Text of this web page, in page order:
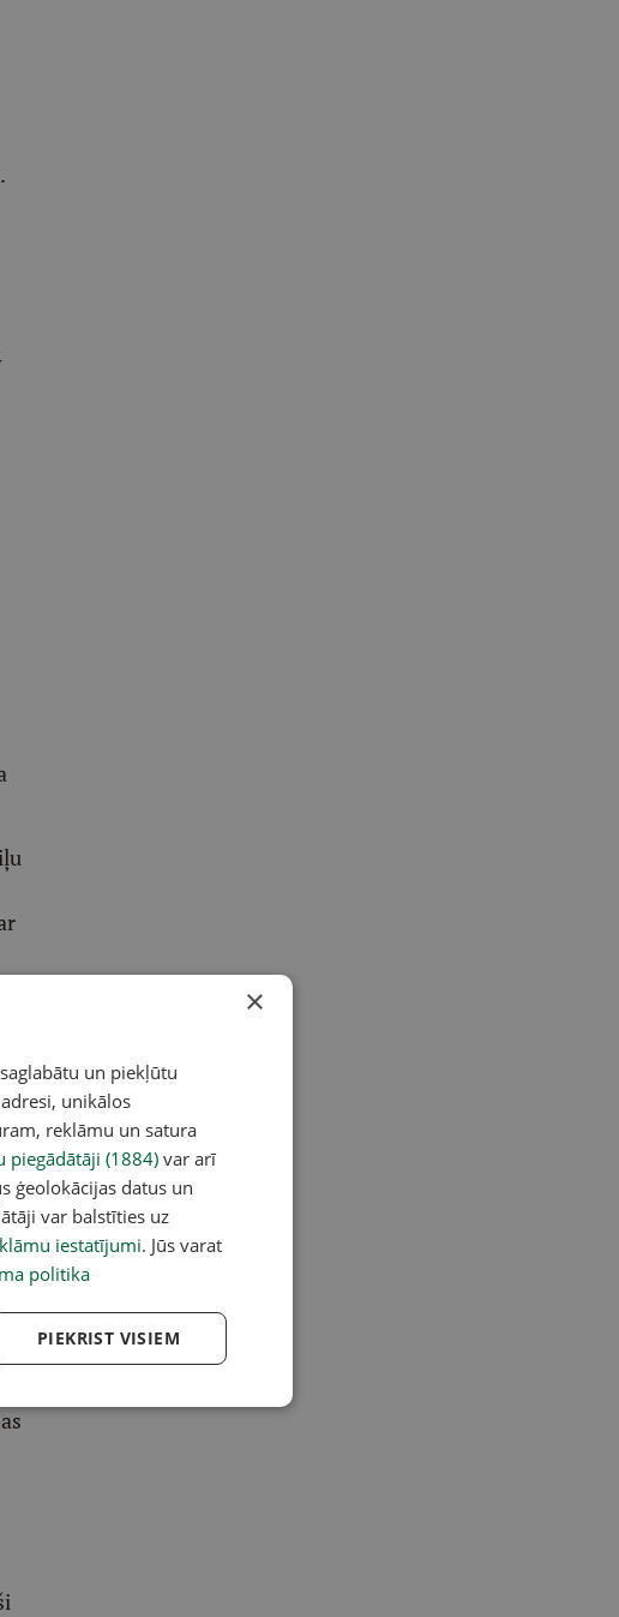
×
un piekļūtu
unikālos
reklāmu un satura
piegādātāji (1884) var arī
ģeolokācijas datus un
var balstīties uz
iestatījumi. Jūs varat
politika
PIEKRIST VISIEM